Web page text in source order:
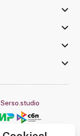
Serso.studio